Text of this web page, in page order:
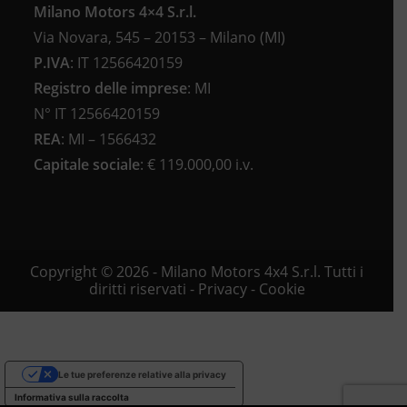
Milano Motors 4×4 S.r.l.
Via Novara, 545 – 20153 – Milano (MI)
P.IVA: IT 12566420159
Registro delle imprese: MI
N° IT 12566420159
REA: MI – 1566432
Capitale sociale: € 119.000,00 i.v.
Copyright © 2026 - Milano Motors 4x4 S.r.l. Tutti i
diritti riservati - Privacy- Cookie
Informativa sulla raccolta
Le tue preferenze relative alla privacy